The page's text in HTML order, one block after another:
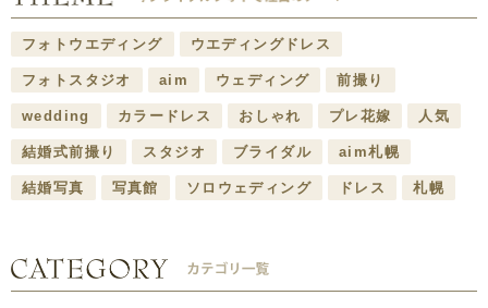
フォトウエディング ウエディングドレス
フォトスタジオ aim ウェディング 前撮り
wedding カラードレス おしゃれ プレ花嫁 人気
結婚式前撮り スタジオ ブライダル aim札幌
結婚写真 写真館 ソロウェディング ドレス 札幌